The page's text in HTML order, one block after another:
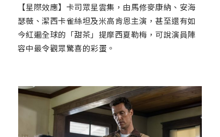
【星際效應】卡司眾星雲集，由馬修麥康納、安海
瑟薇、潔西卡雀絲坦及米高肯恩主演，甚至還有如
今紅遍全球的「甜茶」提摩西夏勒梅，可說演員陣
容中最令觀眾驚喜的彩蛋。